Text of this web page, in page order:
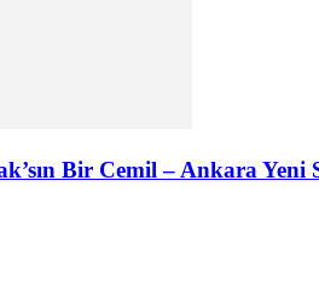
Bir Cemil – Ankara Yeni